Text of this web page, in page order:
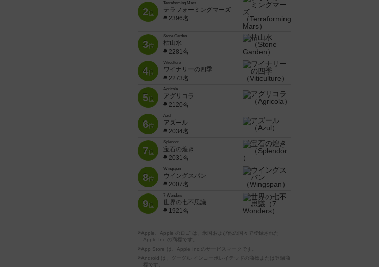
2位
Terraforming Mars
テラフォーミングマーズ
2396名
3位
Stone Garden
枯山水
2281名
4位
Viticulture
ワイナリーの四季
2273名
5位
Agricola
アグリコラ
2120名
6位
Azul
アズール
2034名
7位
Splendor
宝石の煌き
2031名
8位
Wingspan
ウイングスパン
2007名
9位
7 Wonders
世界の七不思議
1921名
※Apple、Apple のロゴ は、米国および他の国々で登録された
Apple Inc.の商標です。
※App Store は、Apple Inc.のサービスマークです。
※Android は、グーグル インコーポレイテッドの商標または登録商
標です。